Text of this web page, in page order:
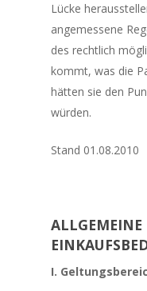
Lücke
angemessene
des rechtlich
kommt, was die
hätten sie den
würden.
Stand 01.08.2010
ALLGEMEINE
I.